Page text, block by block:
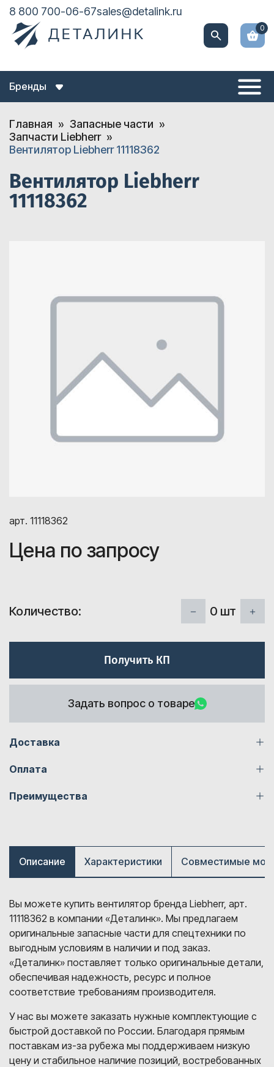
8 800 700-06-67sales@detalink.ru
0
Бренды
Главная
Запасные части
Запчасти Liebherr
Вентилятор Liebherr 11118362
Вентилятор Liebherr
11118362
арт. 11118362
Цена по запросу
Количество: 0 шт
Получить КП
Задать вопрос о товаре
Доставка
Оплата
Преимущества
Описание Характеристики Совместимые
Вы можете купить вентилятор бренда Liebherr, арт.
11118362 в компании «Деталинк». Мы предлагаем
оригинальные запасные части для спецтехники по
выгодным условиям в наличии и под заказ.
«Деталинк» поставляет только оригинальные детали,
обеспечивая надежность, ресурс и полное
соответствие требованиям производителя.
У нас вы можете заказать нужные комплектующие с
быстрой доставкой по России. Благодаря прямым
поставкам из-за рубежа мы поддерживаем низкую
цену и стабильное наличие позиций, востребованных